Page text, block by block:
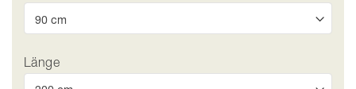
Länge